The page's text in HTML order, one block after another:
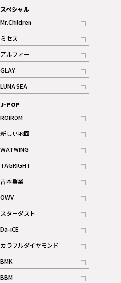
スペシャル
Mr.Children
記事
ミセス
記事
アルフィー
記事
GLAY
記事
LUNA SEA
記事
J-POP
ROIROM
記事
新しい地図
記事
WATWING
記事
TAGRIGHT
記事
吉本興業
記事
OWV
記事
ギャラリー
スターダスト
記事
Da-iCE
記事
カラフルダイヤモンド
記事
BMK
記事
BBM